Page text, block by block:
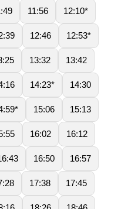
11:56 12:10*
12:46 12:53*
13:32 13:42
14:23* 14:30
15:06 15:13
16:02 16:12
16:50 16:57
17:38 17:45